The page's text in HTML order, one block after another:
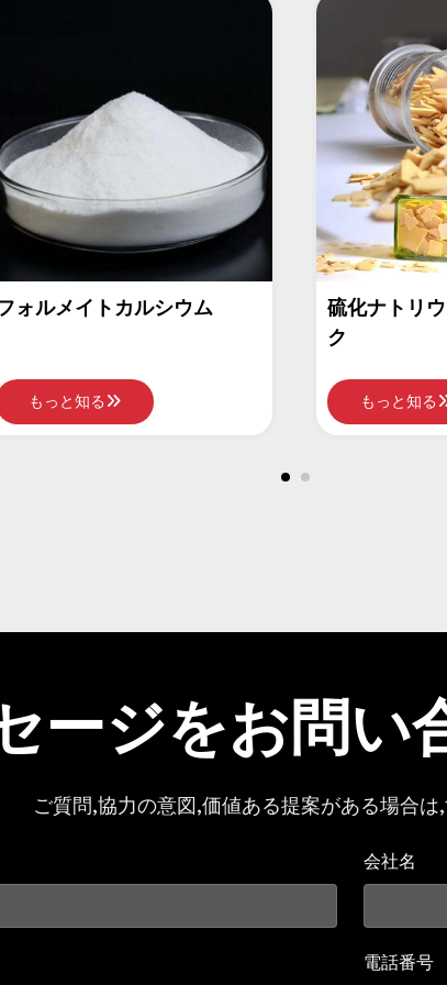
硫化ナトリウム黄色のフレー
もっと知る
硫化ナトリ
もっと知
ージをお問い
ご質問,協力の意図,価値ある提案がある場合
会社名
電話番号